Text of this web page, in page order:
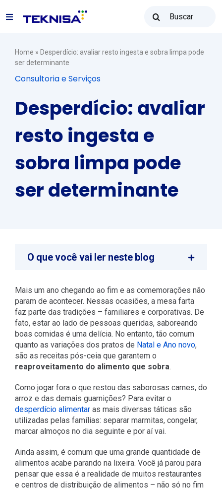
para
resultados
Toggle
Soluções
Vendas: (31) 2122-2300
Contato
Home » Desperdício: avaliar resto ingesta e sobra limpa pode
ser determinante
Consultoria e Serviços
Desperdício: avaliar
resto ingesta e
sobra limpa pode
ser determinante
Mais um ano chegando ao fim e as comemorações não
param de acontecer. Nessas ocasiões, a mesa farta
faz parte das tradições – familiares e corporativas. De
fato, estar ao lado de pessoas queridas, saboreando
boas comidas é uma delícia. No entanto, tão comum
quanto as variações dos pratos de Natal e Ano novo,
são as receitas pós-ceia que garantem o
reaproveitamento do alimento que sobra.
Como jogar fora o que restou das saborosas carnes, do
arroz e das demais guarnições? Para evitar o
desperdício alimentaras mais diversas táticas são
utilizadas pelas famílias: separar marmitas, congelar,
marcar almoços no dia seguinte e por aí vai.
Ainda assim, é comum que uma grande quantidade de
alimentos acabe parando na lixeira. Você já parou para
pensar que essa é a realidade de muitos restaurantes
e centros de distribuição de alimentos – não só no fim
O que você vai ler neste blog